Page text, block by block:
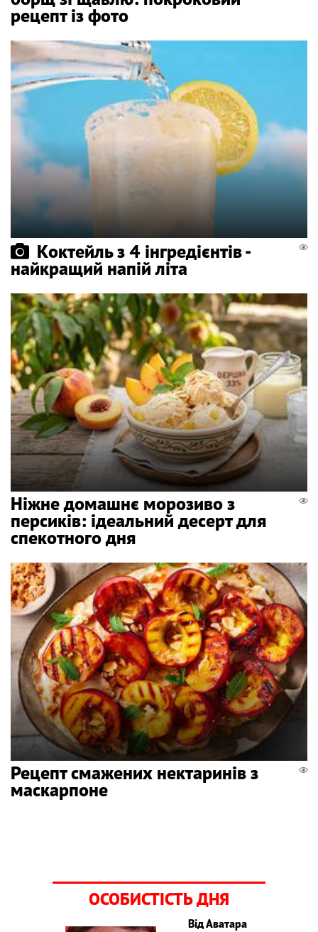
рецепт із фото
Коктейль з 4 інгредієнтів -
найкращий напій літа
Ніжне домашнє морозиво з
персиків: ідеальний десерт для
спекотного дня
Рецепт смажених нектаринів з
маскарпоне
ОСОБИСТІСТЬ ДНЯ
Від Аватара